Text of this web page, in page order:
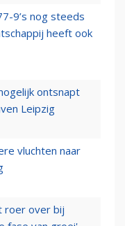
9’s nog steeds
heeft ook
ontsnapt
Leipzig
vluchten naar
roer over bij